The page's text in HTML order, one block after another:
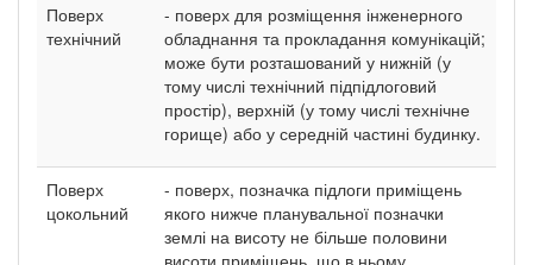
Поверх
технічний
- поверх для розміщення інженерного
обладнання та прокладання комунікацій;
може бути розташований у нижній (у
тому числі технічний підпідлоговий
простір), верхній (у тому числі технічне
горище) або у середній частині будинку.
Поверх
цокольний
- поверх, позначка підлоги приміщень
якого нижче планувальної позначки
землі на висоту не більше половини
висоти приміщень, що в ньому